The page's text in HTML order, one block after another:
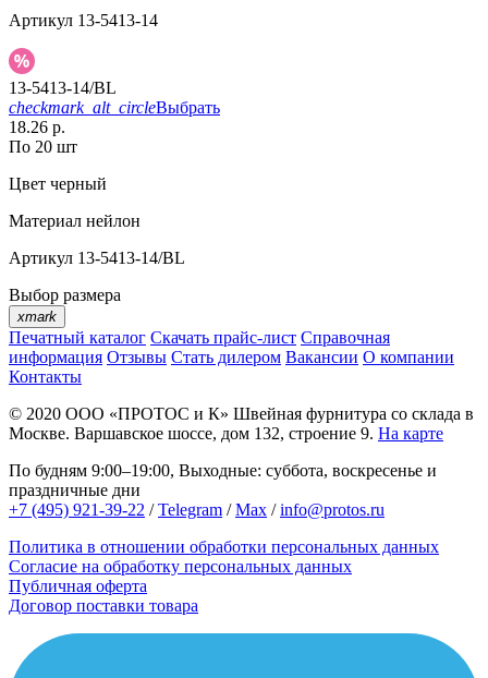
Артикул 13-5413-14
13-5413-14/BL
checkmark_alt_circleВыбрать
18.26 р.
По 20 шт
Цвет черный
Материал нейлон
Артикул 13-5413-14/BL
Выбор размера
xmark
Печатный каталог Скачать прайс-лист Справочная
информация Отзывы Стать дилером Вакансии О компании
Контакты
© 2020 ООО «ПРОТОС и К» Швейная фурнитура со склада в
Москве. Варшавское шоссе, дом 132, строение 9. На карте
По будням 9:00–19:00, Выходные: суббота, воскресенье и
праздничные дни
+7 (495) 921-39-22 /Telegram /Max /info@protos.ru
Политика в отношении обработки персональных данных
Согласие на обработку персональных данных
Публичная оферта
Договор поставки товара